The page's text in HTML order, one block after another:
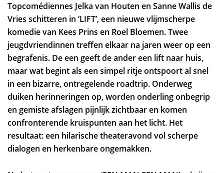
Topcomédiennes Jelka van Houten en Sanne Wallis de
Vries schitteren in ‘LIFT’, een nieuwe vlijmscherpe
komedie van Kees Prins en Roel Bloemen. Twee
jeugdvriendinnen treffen elkaar na jaren weer op een
begrafenis. De een geeft de ander een lift naar huis,
maar wat begint als een simpel ritje ontspoort al snel
in een bizarre, ontregelende roadtrip. Onderweg
duiken herinneringen op, worden onderling onbegrip
en gemiste afslagen pijnlijk zichtbaar en komen
confronterende kruispunten aan het licht. Het
resultaat: een hilarische theateravond vol scherpe
dialogen en herkenbare ongemakken.